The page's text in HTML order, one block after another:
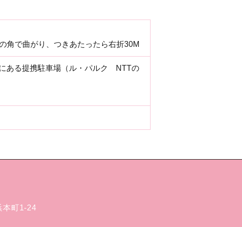
角で曲がり、つきあたったら右折30M
ある提携駐車場（ル・パルク NTTの
本町1-24